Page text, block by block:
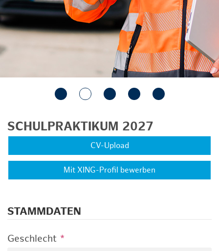
SCHULPRAKTIKUM 2027
CV-Upload
Mit XING-Profil bewerben
STAMMDATEN
Geschlecht *